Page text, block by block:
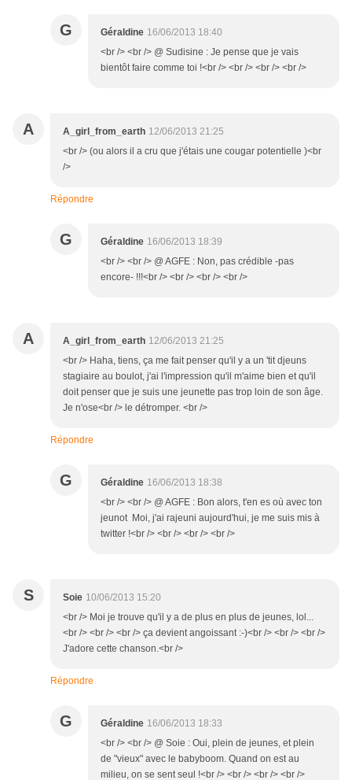
G Géraldine 16/06/2013 18:40
<br /> <br /> @ Sudisine : Je pense que je vais
bientôt faire comme toi !<br /> <br /> <br /> <br />
A A_girl_from_earth 12/06/2013 21:25
<br /> (ou alors il a cru que j'étais une cougar potentielle )<br
/>
Répondre
G Géraldine 16/06/2013 18:39
<br /> <br /> @ AGFE : Non, pas crédible -pas
encore- !!!<br /> <br /> <br /> <br />
A A_girl_from_earth 12/06/2013 21:25
<br /> Haha, tiens, ça me fait penser qu'il y a un 'tit djeuns
stagiaire au boulot, j'ai l'impression qu'il m'aime bien et qu'il
doit penser que je suis une jeunette pas trop loin de son âge.
Je n'ose<br /> le détromper. <br />
Répondre
G Géraldine 16/06/2013 18:38
<br /> <br /> @ AGFE : Bon alors, t'en es où avec ton
jeunot Moi, j'ai rajeuni aujourd'hui, je me suis mis à
twitter !<br /> <br /> <br /> <br />
S Soie 10/06/2013 15:20
<br /> Moi je trouve qu'il y a de plus en plus de jeunes, lol...
<br /> <br /> <br /> ça devient angoissant :-)<br /> <br /> <br />
J'adore cette chanson.<br />
Répondre
G Géraldine 16/06/2013 18:33
<br /> <br /> @ Soie : Oui, plein de jeunes, et plein
de "vieux" avec le babyboom. Quand on est au
milieu, on se sent seul !<br /> <br /> <br /> <br />